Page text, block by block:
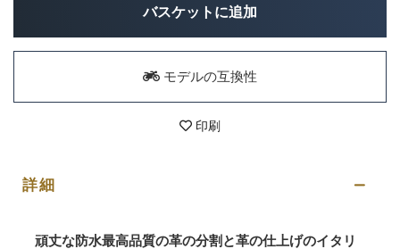
バスケットに追加
モデルの互換性
印刷
詳細
頑丈な防水最高品質の革の分割と革の仕上げのイタリ